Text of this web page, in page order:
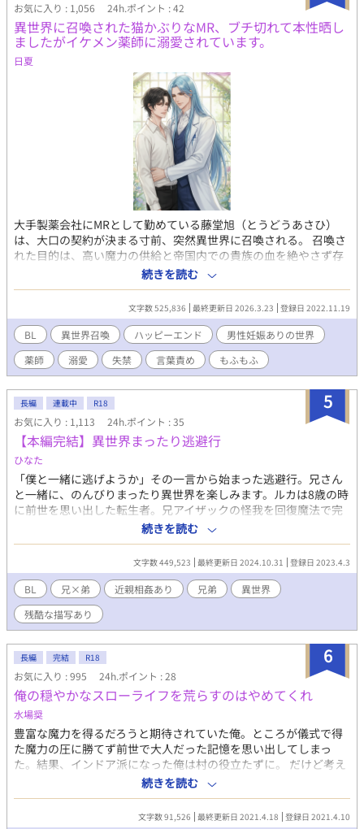
お気に入り : 1,056 24h.ポイント : 42
異世界に召喚された猫かぶりなMR、ブチ切れて本性晒し
ましたがイケメン薬師に溺愛されています。
日夏
大手製薬会社にMRとして勤めている藤堂旭（とうどうあさひ）
は、大口の契約が決まる寸前、突然異世界に召喚される。 召喚さ
れた目的は、高い魔力の供給と帝国内での貴族の血を絶やさず存
続し続けるため。 どうやら神の実を食べれば、召喚された男性は
妊娠できる神の器、神器と呼ばれる存在になれるらしい。 無理や
り実を食べさせられて、気が付いたら、緑豊かな温室、カウチソ
ファの上だった。 薄い露出度の高い服に、さらに貞操保護具（貞
操帯）までつけられていて？ 猫かぶりで口の悪い一途なMRが、
人付き合いに疲れて植物に愛を注ぐイケメン薬師から溺愛される
お話です。 薬師と、2人の使用人と、1匹の猫（？）と、のんびり
まったり、時に激しく、楽しく暮らしていく話です。 ※現在連載
中の、「異世界に召喚された二世俳優、うっかり本性晒しました
が精悍な侯爵様に溺愛されています」に登場する旭さんが主役の
お話です。 ※登場人物、団体、名称等は全て架空のものです。 ※
背景の緩いのファンタジーです、ご都合主義の世界です。 ※男性
妊娠あり。 ※題名 ＊～＊＊＊はR18指定です。 ※イラストは、
Adob​​e Fireflyを使用した生成AIです。著作権リスクを避けたデー
タのみで作成されています。
続きを読む
文字数 525,836 最終更新日 2026.3.23 登録日 2022.11.19
BL 異世界召喚 ハッピーエンド
男性妊娠ありの世界
薬師
溺愛 失禁 言葉責め もふもふ
5
長編 連載中 R18
お気に入り : 1,113 24h.ポイント : 35
【本編完結】異世界まったり逃避行
ひなた
「僕と一緒に逃げようか」その一言から始まった逃避行。兄さん
と一緒に、のんびりまったり異世界を楽しみます。ルカは8歳の時
に前世を思い出した転生者。兄アイザックの怪我を回復魔法で完
治させた日、運命が変わった。ルカの回復魔法はこの世界では稀
有な力。バレると神殿に一生軟禁されると恐れたルカは兄アイザ
ックとともに、国外へ逃亡する道を選ぶ。弟に執着してる兄×転
生者弟。時々シリアスＲ18はかなり後半※つけます。
続きを読む
文字数 449,523 最終更新日 2024.10.31 登録日 2023.4.3
BL 兄×弟 近親相姦あり 兄弟
異世界
残酷な描写あり
6
長編 完結 R18
お気に入り : 995 24h.ポイント : 28
俺の穏やかなスローライフを荒らすのはやめてくれ
水場奨
豊富な魔力を得るだろうと期待されていた俺。ところが儀式で得
た魔力の圧に勝てず前世で大人だった記憶を思い出してしまっ
た。結果、インドア派になった俺は村の役立たずに。 だけど考え
てみ？ 会社にも行かなくてよくてご近所とも付き合わなくてい
い。 のんびりまったり生きていくのも案外気楽だ……って思って
たのに！ なぜだかかなり病んでるスーパー幼馴染に脅されていま
す。誰か助けて！！
続きを読む
文字数 91,526 最終更新日 2021.4.18 登録日 2021.4.10